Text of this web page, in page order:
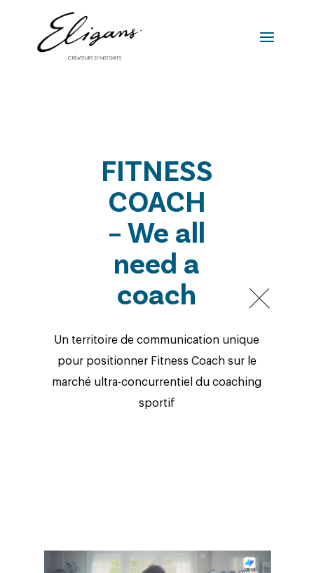
FITNESS
COACH
– We all
need a
coach
Un territoire de communication unique
pour positionner Fitness Coach sur le
marché ultra-concurrentiel du coaching
sportif